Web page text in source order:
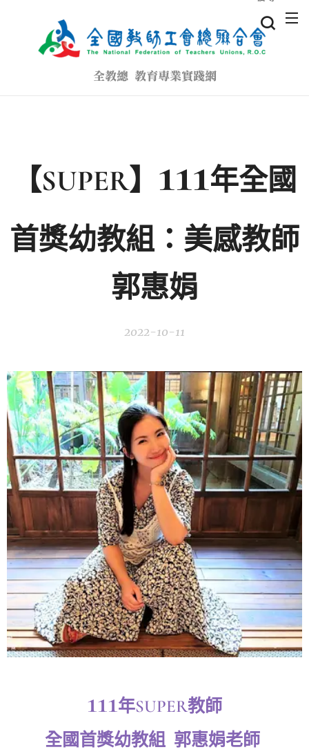
全教總 教育專業實踐網
【SUPER】 111年全國
首獎幼教組：美感教師
郭惠娟
2022-10-11
111年SUPER教師
全國首獎幼教組 郭惠娟老師